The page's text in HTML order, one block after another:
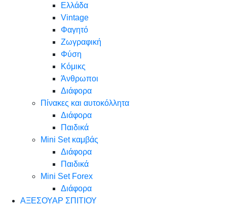
Ελλάδα
Vintage
Φαγητό
Ζωγραφική
Φύση
Κόμικς
Άνθρωποι
Διάφορα
Πίνακες και αυτοκόλλητα
Διάφορα
Παιδικά
Mini Set καμβάς
Διάφορα
Παιδικά
Mini Set Forex
Διάφορα
ΑΞΕΣΟΥΑΡ ΣΠΙΤΙΟΥ